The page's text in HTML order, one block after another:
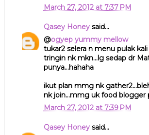
March 27, 2012 at 7:37 PM
Qasey Honeysaid...
@ogyep yummy mellow
tukar2 selera n menu pulak kali
tringin nk mkn...lg sedap dr
punya...hahaha
ikut plan mmg nk
nk join...mmg uk food blogger
March 27, 2012 at 7:39 PM
Qasey Honeysaid...